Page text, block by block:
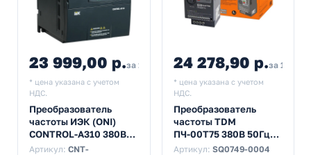
23 999,00 р.за 1 шт
* цена указана с учетом
НДС.
Преобразователь
частоты ИЭК (ONI)
CONTROL-A310 380В
3Ф 37 kW 88A
Артикул: CNT-
24 278,90 р.за 1 шт
* цена указана с учетом
НДС.
Преобразователь
частоты TDM
ПЧ-00Т75 380В 50Гц
выходной ток 3,7А
Артикул: SQ0749-0004